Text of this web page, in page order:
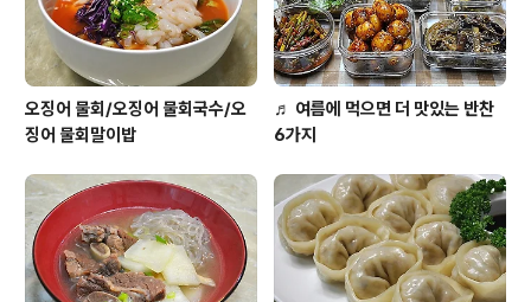
오징어 물회/오징어 물회국수/오
징어 물회말이밥
♬ 여름에 먹으면 더 맛있는 반찬
6가지